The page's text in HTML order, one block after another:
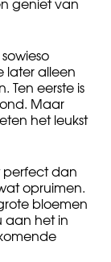
later alleen
Ten eerste is
Maar
het leukst
perfect dan
opruimen.
bloemen
aan het in